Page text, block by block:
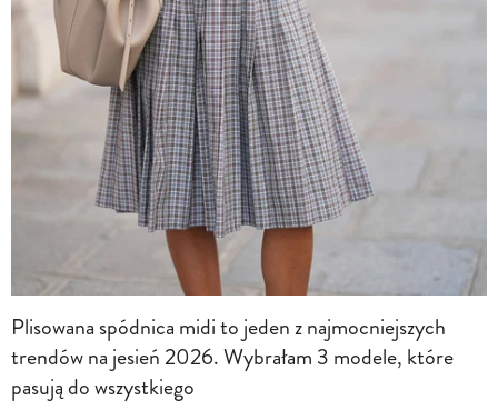
Plisowana spódnica midi to jeden z najmocniejszych
trendów na jesień 2026. Wybrałam 3 modele, które
pasują do wszystkiego